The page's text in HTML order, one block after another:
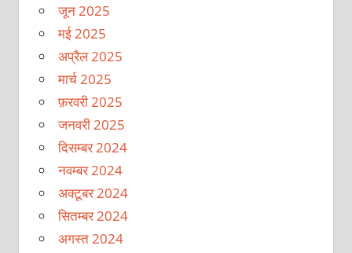
जून 2025
मई 2025
अप्रैल 2025
मार्च 2025
फ़रवरी 2025
जनवरी 2025
दिसम्बर 2024
नवम्बर 2024
अक्टूबर 2024
सितम्बर 2024
अगस्त 2024